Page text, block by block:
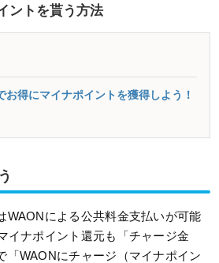
ントを貰う方法
お得にマイナポイントを獲得しよう！
WAONによる公共料金支払いが可能
イナポイント還元も「チャージ金
「WAONにチャージ（マイナポイン